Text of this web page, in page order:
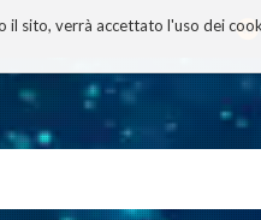
il sito, verrà accettato l'uso dei